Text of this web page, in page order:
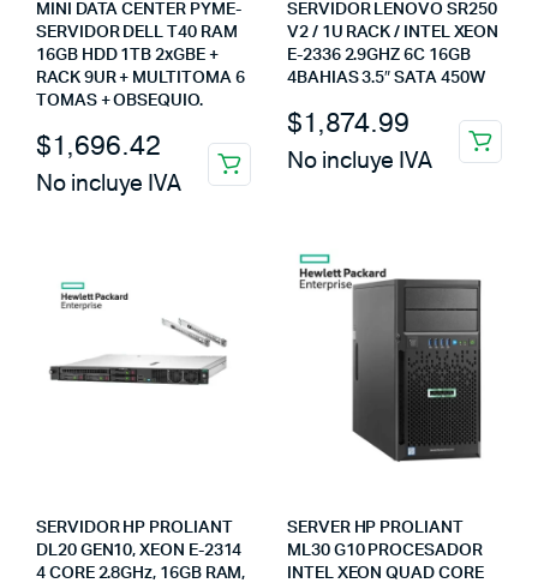
MINI DATA CENTER PYME-
SERVIDOR DELL T40 RAM
16GB HDD 1TB 2xGBE +
RACK 9UR + MULTITOMA 6
TOMAS + OBSEQUIO.
$1,696.42
No incluye IVA
SERVIDOR LENOVO SR250
V2 / 1U RACK / INTEL XEON
E-2336 2.9GHZ 6C 16GB
4BAHIAS 3.5″ SATA 450W
$1,874.99
No incluye IVA
SERVIDOR HP PROLIANT
DL20 GEN10, XEON E-2314
4 CORE 2.8GHz, 16GB RAM,
SERVER HP PROLIANT
ML30 G10 PROCESADOR
INTEL XEON QUAD CORE